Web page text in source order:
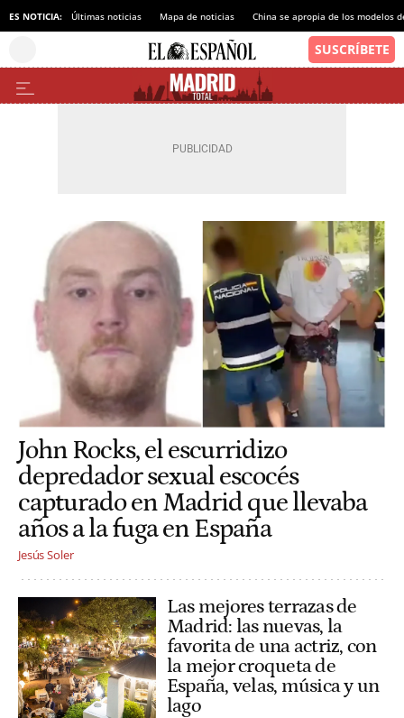
ES NOTICIA: Últimas noticias Mapa de noticias China se apropia de los modelos
John Rocks, el escurridizo
depredador sexual escocés
capturado en Madrid que llevaba
años a la fuga en España
Jesús Soler
Las mejores terrazas de
Madrid: las nuevas, la
favorita de una actriz, con
la mejor croqueta de
España, velas, música y un
lago